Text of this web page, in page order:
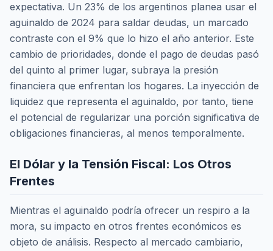
expectativa. Un 23% de los argentinos planea usar el
aguinaldo de 2024 para saldar deudas, un marcado
contraste con el 9% que lo hizo el año anterior. Este
cambio de prioridades, donde el pago de deudas pasó
del quinto al primer lugar, subraya la presión
financiera que enfrentan los hogares. La inyección de
liquidez que representa el aguinaldo, por tanto, tiene
el potencial de regularizar una porción significativa de
obligaciones financieras, al menos temporalmente.
El Dólar y la Tensión Fiscal: Los Otros
Frentes
Mientras el aguinaldo podría ofrecer un respiro a la
mora, su impacto en otros frentes económicos es
objeto de análisis. Respecto al mercado cambiario,